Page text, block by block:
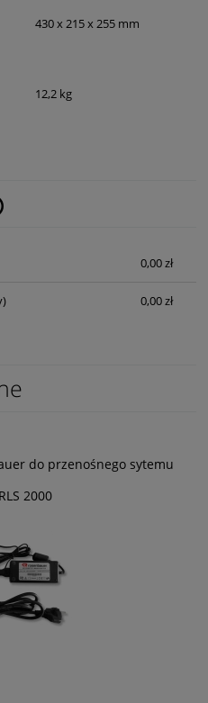
430 x 215 x 255 mm
12,2 kg
płatności
0,00 zł
0,00 zł
do przenośnego sytemu
2000